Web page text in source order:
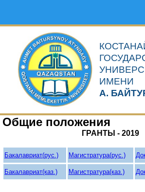
ИМЕНИ
А.
Общие положения
ГРАНТЫ - 2019
Бакалавриат(рус.) Магистратура(рус.)
Бакалавриат(каз.) Магистратура(каз.)